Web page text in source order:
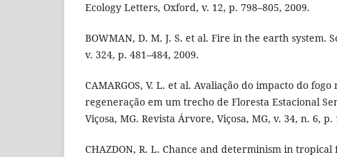
Ecology Letters, Oxford, v. 12, p. 798–805, 2009.
BOWMAN, D. M. J. S. et al. Fire in the earth system.
v. 324, p. 481–484, 2009.
CAMARGOS, V. L. et al. Avaliação do impacto do fogo
regeneração em um trecho de Floresta Estacional
Viçosa, MG. Revista Árvore, Viçosa, MG, v. 34, n. 6, p.
CHAZDON, R. L. Chance and determinism in tropical